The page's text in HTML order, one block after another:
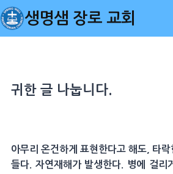
Skip
to
content
생명샘 장로 교회
귀한 글 나눕니다.
아무리 온건하게 표현한다고 해도, 타
들다. 자연재해가 발생한다. 병에 걸리